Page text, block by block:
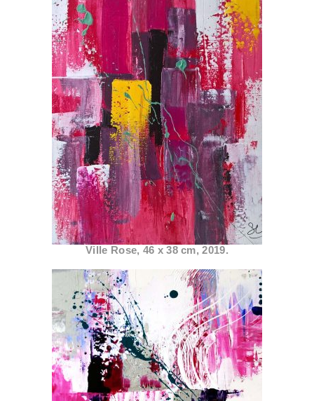
Ville Rose, 46 x 38 cm, 2019.